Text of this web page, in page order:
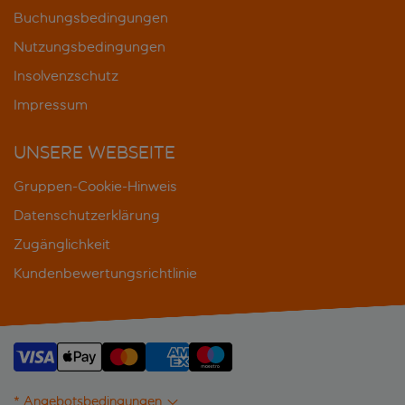
Buchungsbedingungen
Nutzungsbedingungen
Insolvenzschutz
Impressum
UNSERE WEBSEITE
Gruppen-Cookie-Hinweis
Datenschutzerklärung
Zugänglichkeit
Kundenbewertungsrichtlinie
* Angebotsbedingungen